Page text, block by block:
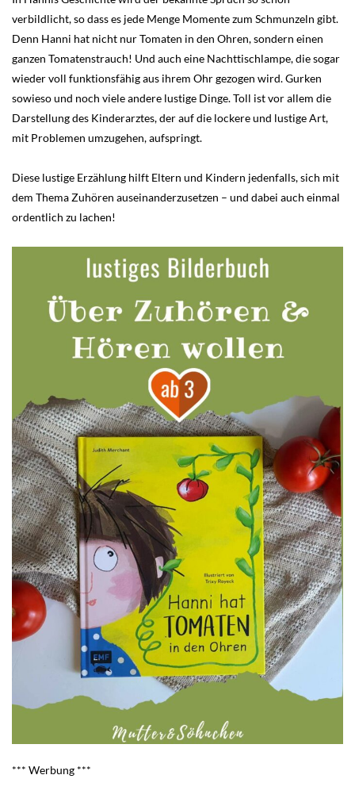
verbildlicht, so dass es jede Menge Momente zum Schmunzeln gibt.
Denn Hanni hat nicht nur Tomaten in den Ohren, sondern einen
ganzen Tomatenstrauch! Und auch eine Nachttischlampe, die sogar
wieder voll funktionsfähig aus ihrem Ohr gezogen wird. Gurken
sowieso und noch viele andere lustige Dinge. Toll ist vor allem die
Darstellung des Kinderarztes, der auf die lockere und lustige Art,
mit Problemen umzugehen, aufspringt.
Diese lustige Erzählung hilft Eltern und Kindern jedenfalls, sich mit
dem Thema Zuhören auseinanderzusetzen – und dabei auch einmal
ordentlich zu lachen!
*** Werbung ***